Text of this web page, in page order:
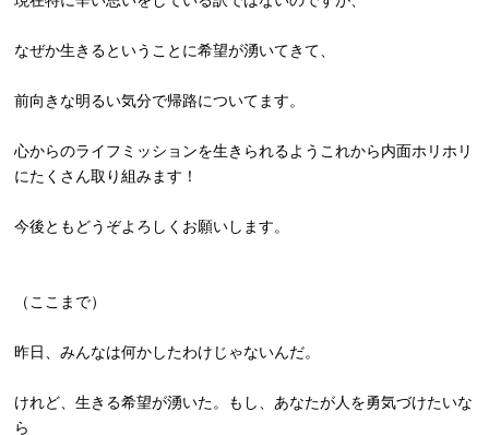
なぜか生きるということに希望が湧いてきて、
前向きな明るい気分で帰路についてます。
心からのライフミッションを生きられるようこれから内面ホリホリ
にたくさん取り組みます！
今後ともどうぞよろしくお願いします。
（ここまで）
昨日、みんなは何かしたわけじゃないんだ。
けれど、生きる希望が湧いた。もし、 あなたが人を勇気づけたいな
ら